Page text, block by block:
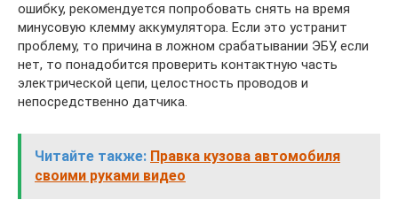
ошибку, рекомендуется попробовать снять на время
минусовую клемму аккумулятора. Если это устранит
проблему, то причина в ложном срабатывании ЭБУ, если
нет, то понадобится проверить контактную часть
электрической цепи, целостность проводов и
непосредственно датчика.
Читайте также: Правка кузова автомобиля
своими руками видео